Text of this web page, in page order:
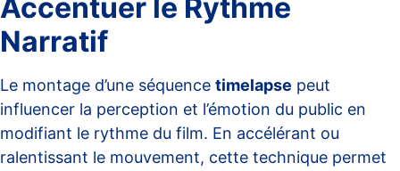
Accentuer le Rythme
Narratif
Le montage d’une séquence timelapse peut
influencer la perception et l’émotion du public en
modifiant le rythme du film. En accélérant ou
ralentissant le mouvement, cette technique permet